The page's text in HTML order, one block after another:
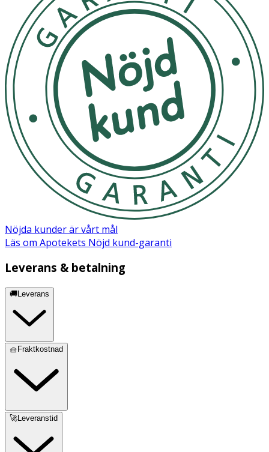
- Hundar bör alltid övervakas under utfodring.
- Se till att din hund alltid har tillgång till friskt vatten.
- Förvaras torrt och svalt.
Innehåll
Sammansättning: Kött och animaliska biprodukter (50%
lamm), vegetabiliska biprodukter, oljor och fetter,
jästarter, mineraler.
Tillsatser: Konserveringsmedel
Analytiska beståndsdelar: Energi: 1 197 kJ/286 kcal/100 g,
Råprotein: 29,0%, Råoljor och råfetter: 6,0%, Växttråd:
1,0%, Råaska: 14%, Vatten: 21,0%
Nöjda kunder är vårt mål
Läs om Apotekets Nöjd kund-garanti
Leverans & betalning
🚚Leverans
🧺Fraktkostnad
🚀Leveranstid